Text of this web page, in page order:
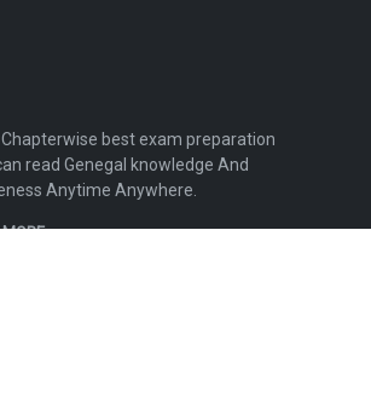
Chapterwise best exam preparation
read Genegal knowledge And
Anytime Anywhere.